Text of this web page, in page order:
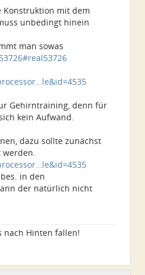
Konstruktion mit dem
unbedingt hinein
man sowas
Gehirntraining, denn für
kein Aufwand.
dazu sollte zunächst
in den
der natürlich nicht
nach Hinten fallen!